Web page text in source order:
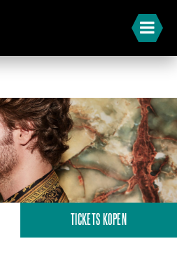
TICKETS KOPEN